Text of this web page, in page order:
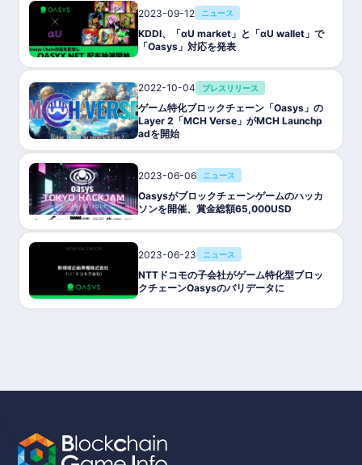
2023-09-12 ニュース
KDDI、「αU market」と「αU wallet」で
「Oasys」対応を発表
2022-10-04 プレスリリース
ゲーム特化ブロックチェーン「Oasys」の
Layer 2「MCH Verse」がMCH Launchp
adを開始
2023-06-06 ニュース
Oasysがブロックチェーンゲームのハッカ
ソンを開催、賞金総額65,000USD
2023-06-23 ニュース
NTTドコモの子会社がゲーム特化型ブロッ
クチェーンOasysのバリデータに